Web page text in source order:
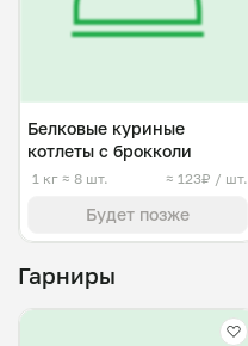
Белковые куриные
котлеты с брокколи
1 кг ≈ 8 шт. ≈ 123₽ / шт.
Будет позже
Гарниры